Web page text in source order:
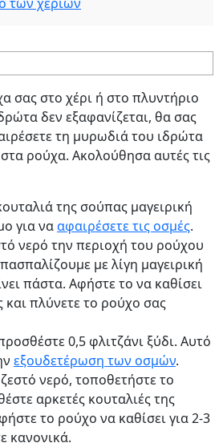
σας στο χέρι ή στο πλυντήριο
δεν εξαφανίζεται, θα σας
τη μυρωδιά του ιδρώτα
ρούχα. Ακολούθησα αυτές τις
της σούπας μαγειρική
για νααφαιρέσετε τις οσμές.
νερό την περιοχή του ρούχου
με λίγη μαγειρική
πάστα. Αφήστε το να καθίσει
και πλύνετε το ρούχο σας
0,5 φλιτζάνι ξύδι. Αυτό
εξουδετέρωση των οσμών.
νερό, τοποθετήστε το
αρκετές κουταλιές της
το ρούχο να καθίσει για 2-3
κανονικά.